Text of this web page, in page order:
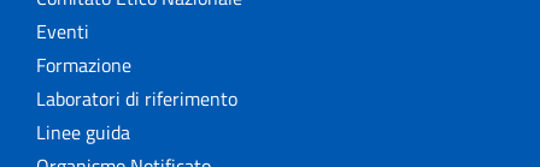
Eventi
Formazione
Laboratori di riferimento
Linee guida